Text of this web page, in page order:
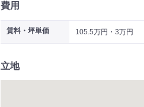
費用
賃料・坪単価 105.5万円・3万円
立地